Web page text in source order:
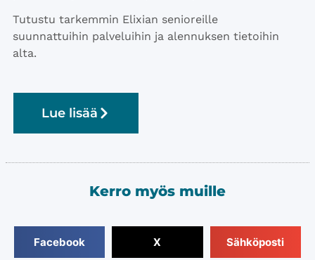
Tutustu tarkemmin Elixian senioreille
suunnattuihin palveluihin ja alennuksen tietoihin
alta.
Lue lisää
Kerro myös muille
Facebook X Sähköposti